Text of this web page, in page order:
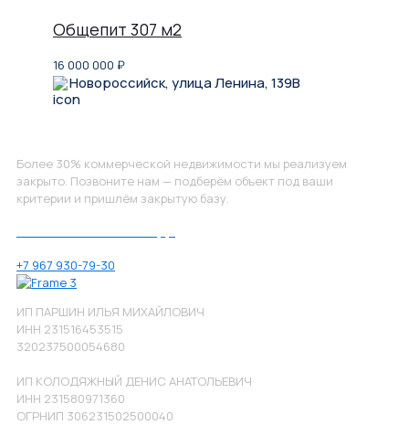
Общепит 307 м2
16 000 000 ₽
Новороссийск, улица Ленина, 139В
Более 30% коммерческой недвижимости мы реализуем
закрыто. Позвоните нам — подберём объект под ваши
критерии и пришлём закрытую базу.
+7 967 930-79-30
ИП ПАРШИН ИЛЬЯ МИХАЙЛОВИЧ
ИНН 231516453515
320237500054680
ИП КОЛОДЯЖНЫЙ ДЕНИС АНАТОЛЬЕВИЧ
ИНН 231580971360
ОГРНИП 306231502500040